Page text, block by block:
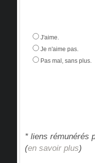
J'aime.
Je n'aime pas.
Pas mal, sans plus.
* liens rémunérés
(en savoir plus)